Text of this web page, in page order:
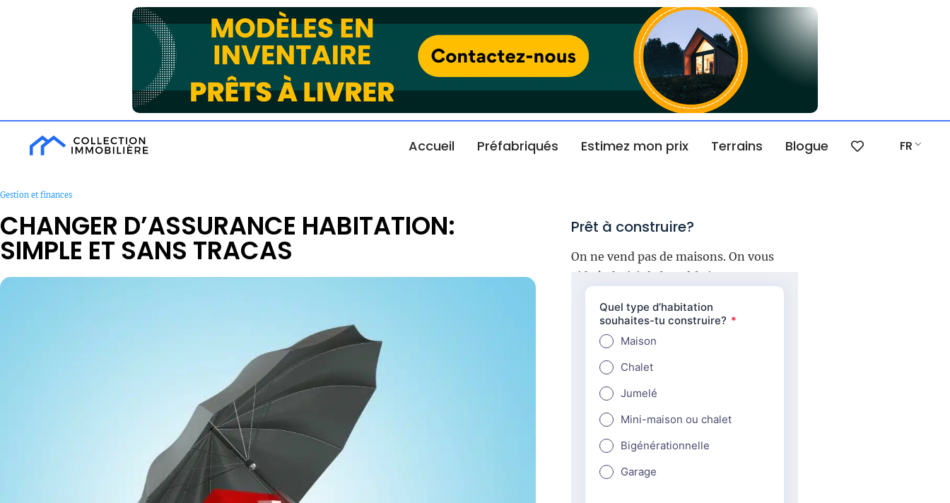
Accueil Préfabriqués Estimez mon prix Terrains Blogue FR
Gestion et finances
CHANGER D’ASSURANCE HABITATION:
SIMPLE ET SANS TRACAS
Prêt à construire?
On ne vend pas de maisons. On vous
aide à choisir le bon fabricant.